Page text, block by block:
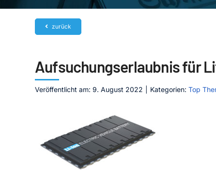
zurück
Aufsuchungserlaubnis für
Veröffentlicht am: 9. August 2022 Kategorien: Top